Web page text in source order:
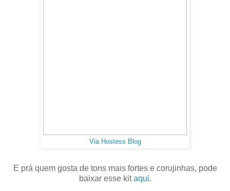
Via Hostess Blog
E prá quem gosta de tons mais fortes e corujinhas, pode
baixar esse kitaqui.